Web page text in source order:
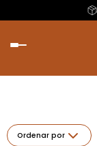
Ordenar por